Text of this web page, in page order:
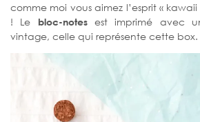
comme moi vous aimez l’esprit «
! Le bloc-notesest imprimé avec
vintage, celle qui représente cette box.